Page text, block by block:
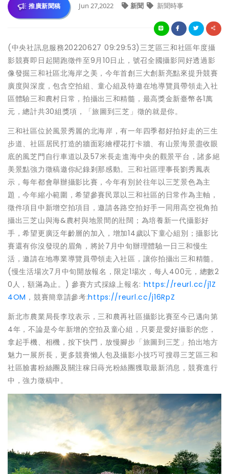
推廣新聞稿 Jun 27,2022 新聞 新聞時事
(中央社訊息服務20220627 09:29:53)三芝區三和社區年度攝
影競賽即日起開跑徵件至9月10日止，號召全國攝影同好透過影
像發掘三和社區北海岸之美，今年首創三大創新亮點來提升競賽
廣度與深度，包含空拍組、童心組及特邀在地導覽員帶領走入社
區體驗三和農村日常，拍攝出三和精髓，最高獎金新臺幣各1萬
元，總計共30組獎項，「旅圖到三芝」徵的就是你。
三和社區位於風景秀麗的北海岸，有一年四季都好拍好走的三生
步道、社區居民打造的牆面彩繪櫻花打卡牆、有山景海景盡收眼
底的風芝門自行車道以及57米長走進海中央的觀景平台，諸多絕
美景點強力徵稿邀你紀錄剎那感動。三和社區理事長劉秀鳳表
示，每年都會舉辦攝影比賽，今年有別於往年以三芝景色為主
題，今年縮小範圍，希望參賽民眾以三和社區的日常作為主軸，
徵件項目中新增空拍項目，邀請各路空拍好手一同用高空視角拍
攝出三芝山與海&農村與地景間的壯闊；為培養新一代攝影好
手，希望更廣泛年齡層的加入，增加14歲以下童心組別；攝影比
賽還有你沒發現的眉角，將於7月中旬辦理體驗一日三和慢生
活，邀請在地專業導覽員帶領走入社區，讓你拍攝出三和精髓。
(慢生活場次7月中旬開放報名，限定1場次，每人400元，總數2
0人，額滿為止。) 參賽方式採線上報名: https://reurl.cc/j1Z
4OM ，競賽簡章請參考:https://reurl.cc/j16RpZ
新北市農業局長李玟表示，三和農再社區攝影比賽至今已邁向第
4年，不論是今年新增的空拍及童心組，只要是愛好攝影的您，
拿起手機、相機，按下快門，放慢腳步「旅圖到三芝」拍出地方
魅力一展所長，更多競賽懶人包及攝影小技巧可搜尋三芝區三和
社區臉書粉絲團及關注稼日蒔光粉絲團獲取最新消息，競賽進行
中，強力徵稿中。